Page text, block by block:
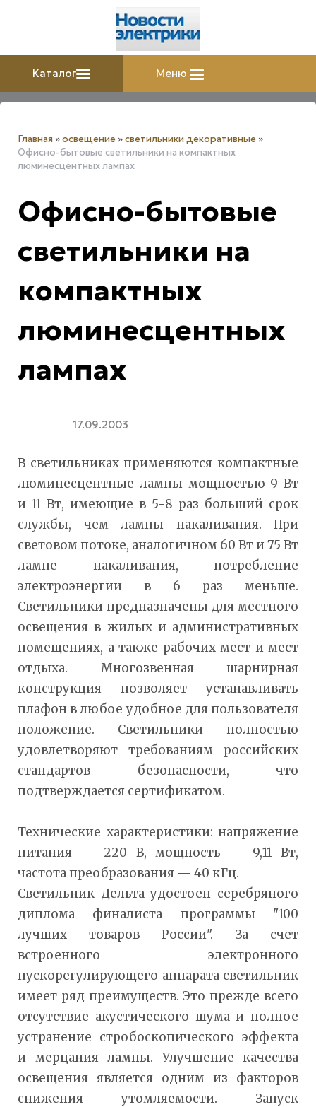
Каталог Меню
Главная »освещение »светильники декоративные »
Офисно-бытовые светильники на компактных
люминесцентных лампах
Офисно-бытовые
светильники на
компактных
люминесцентных
лампах
17.09.2003
В светильниках применяются компактные
люминесцентные лампы мощностью 9 Вт
и 11 Вт, имеющие в 5-8 раз больший срок
службы, чем лампы накаливания. При
световом потоке, аналогичном 60 Вт и 75 Вт
лампе накаливания, потребление
электроэнергии в 6 раз меньше.
Светильники предназначены для местного
освещения в жилых и административных
помещениях, а также рабочих мест и мест
отдыха. Многозвенная шарнирная
конструкция позволяет устанавливать
плафон в любое удобное для пользователя
положение. Светильники полностью
удовлетворяют требованиям российских
стандартов безопасности, что
подтверждается сертификатом.
Технические характеристики: напряжение
питания — 220 В, мощность — 9,11 Вт,
частота преобразования — 40 кГц.
Светильник Дельта удостоен серебряного
диплома финалиста программы "100
лучших товаров России". За счет
встроенного электронного
пускорегулирующего аппарата светильник
имеет ряд преимуществ. Это прежде всего
отсутствие акустического шума и полное
устранение стробоскопического эффекта
и мерцания лампы. Улучшение качества
освещения является одним из факторов
снижения утомляемости. Запуск